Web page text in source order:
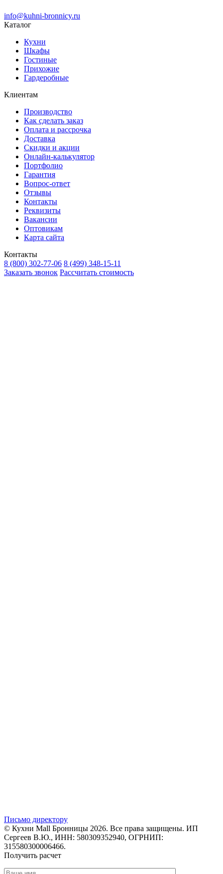
info@kuhni-bronnicy.ru
Каталог
Кухни
Шкафы
Гостиные
Прихожие
Гардеробные
Клиентам
Производство
Как сделать заказ
Оплата и рассрочка
Доставка
Скидки и акции
Онлайн-калькулятор
Портфолио
Гарантия
Вопрос-ответ
Отзывы
Контакты
Реквизиты
Вакансии
Оптовикам
Карта сайта
Контакты
8 (800) 302-77-06 8 (499) 348-15-11
Заказать звонок Рассчитать стоимость
Письмо директору
© Кухни Mall Бронницы 2026. Все права защищены. ИП
Сергеев В.Ю., ИНН: 580309352940, ОГРНИП:
315580300006466.
Получить расчет